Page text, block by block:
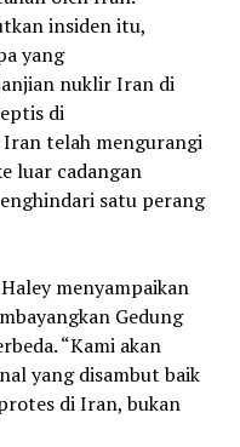
insiden itu,
yang
nuklir Iran di
di
Iran telah mengurangi
luar cadangan
satu perang
menyampaikan
Gedung
“Kami akan
yang disambut baik
di Iran, bukan